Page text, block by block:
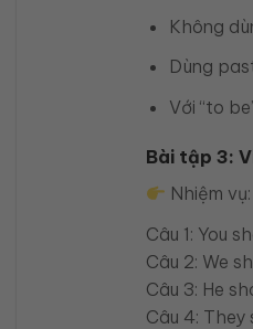
Không
Dùng
Với “to
Bài tập 3:
Nhiệm
Câu 1: You
Câu 2: We
Câu 3: He
Câu 4: